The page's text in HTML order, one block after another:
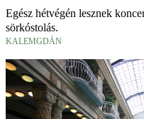
Egész hétvégén lesznek
sörkóstolás.
KALEMGDÁN